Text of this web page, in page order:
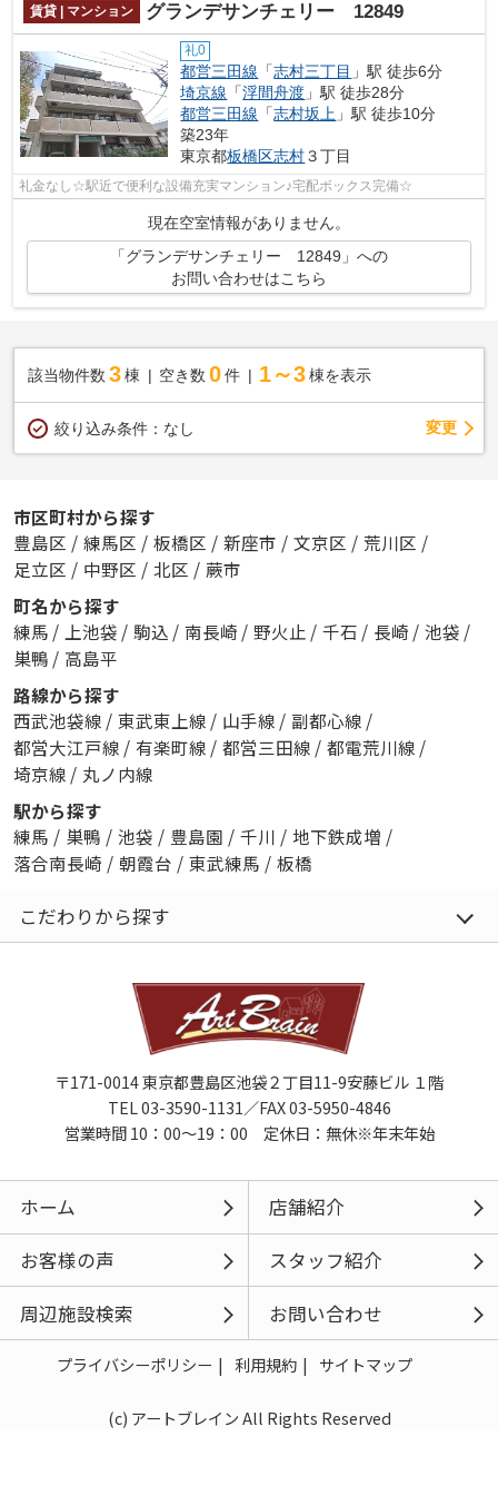
賃貸 | マンション グランデサンチェリー 12849
礼0
都営三田線 「志村三丁目 」駅 徒歩6分
埼京線 「浮間舟渡 」駅 徒歩28分
都営三田線 「志村坂上 」駅 徒歩10分
築23年
東京都板橋区志村３丁目
礼金なし☆駅近で便利な設備充実マンション♪宅配ボックス完備☆
現在空室情報がありません。
「グランデサンチェリー 12849」への
お問い合わせはこちら
該当物件数 3棟 空き数 0 件 1～3 棟を表示
絞り込み条件： なし 変更
市区町村から探す
豊島区 / 練馬区 / 板橋区 / 新座市 / 文京区 / 荒川区 /
足立区 / 中野区 / 北区 / 蕨市
町名から探す
練馬 / 上池袋 / 駒込 / 南長崎 / 野火止 / 千石 / 長崎 / 池袋 /
巣鴨 / 高島平
路線から探す
西武池袋線 / 東武東上線 / 山手線 / 副都心線 /
都営大江戸線 / 有楽町線 / 都営三田線 / 都電荒川線 /
埼京線 / 丸ノ内線
駅から探す
練馬 / 巣鴨 / 池袋 / 豊島園 / 千川 / 地下鉄成増 /
落合南長崎 / 朝霞台 / 東武練馬 / 板橋
こだわりから探す
〒171-0014 東京都豊島区池袋２丁目11-9安藤ビル １階
TEL 03-3590-1131／FAX 03-5950-4846
営業時間 10：00～19：00 定休日：無休※年末年始
ホーム
店舗紹介
お客様の声
スタッフ紹介
周辺施設検索
お問い合わせ
プライバシーポリシー 利用規約 サイトマップ
(c) アートブレイン All Rights Reserved